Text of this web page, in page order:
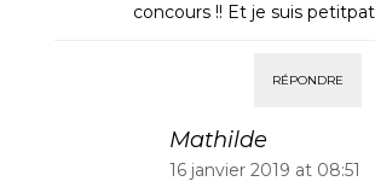
concours !! Et je suis
RÉPONDRE
Mathilde
16 janvier 2019 at 08:51